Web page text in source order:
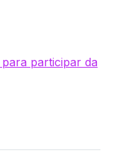
participar da